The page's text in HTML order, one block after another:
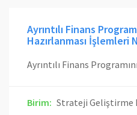
Ayrıntılı Finans
Hazırlanması İşlemleri
Birim: Strateji Geliştirme